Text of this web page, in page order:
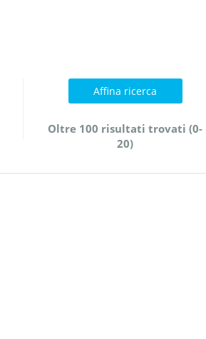
Affina ricerca
Oltre 100 risultati trovati (0-
20)